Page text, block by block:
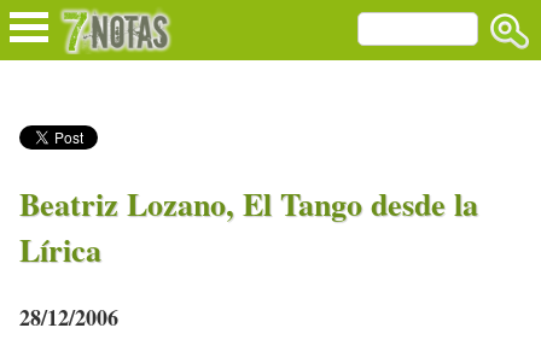
Beatriz Lozano, El Tango desde la
Lírica
28/12/2006